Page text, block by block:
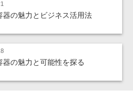
器の魅力とビジネス活用法
器の魅力と可能性を探る